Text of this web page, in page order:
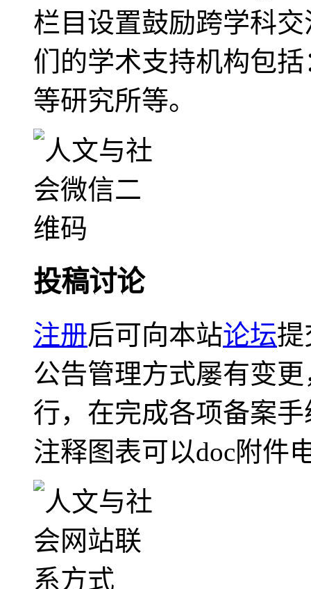
栏目设置鼓励跨学科
们的学术支持机构包
等研究所等。
投稿讨论
注册后可向本站论坛提
公告管理方式屡有变
行，在完成各项备案
注释图表可以doc附件